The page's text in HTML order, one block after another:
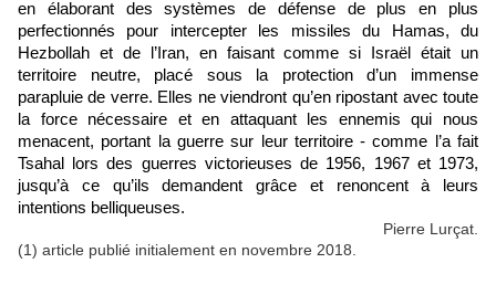
en élaborant des systèmes de défense de plus en plus
perfectionnés pour intercepter les missiles du Hamas, du
Hezbollah et de l’Iran, en faisant comme si Israël était un
territoire neutre, placé sous la protection d’un immense
parapluie de verre. Elles ne viendront qu’en ripostant avec toute
la force nécessaire et en attaquant les ennemis qui nous
menacent, portant la guerre sur leur territoire - comme l’a fait
Tsahal lors des guerres victorieuses de 1956, 1967 et 1973,
jusqu’à ce qu’ils demandent grâce et renoncent à leurs
intentions belliqueuses.
Pierre Lurçat.
(1) article publié initialement en novembre 2018.